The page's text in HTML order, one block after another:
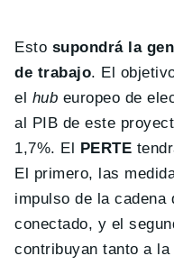
Esto supondrá la
de trabajo. El
el hub europeo de
al PIB de este
1,7%. El
PERTE
El primero, las
impulso de la
conectado, y el
contribuyan tanto a